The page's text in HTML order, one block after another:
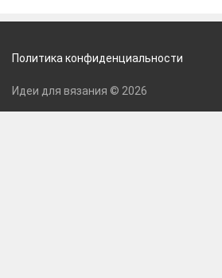
Политика конфиденциальности
Идеи для вязания © 2026